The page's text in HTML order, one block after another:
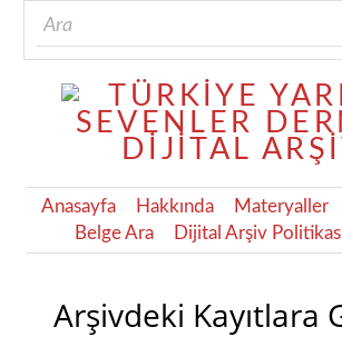
Anasayfa Hakkında Materyaller
Belge Ara
Dijital Arşiv
Arşivdeki Kayıtlara